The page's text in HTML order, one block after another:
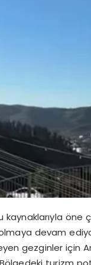
öne
devam
gezginler için